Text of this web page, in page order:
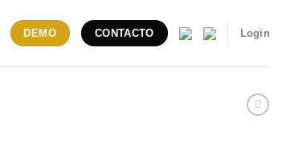
DEMO CONTACTO Login